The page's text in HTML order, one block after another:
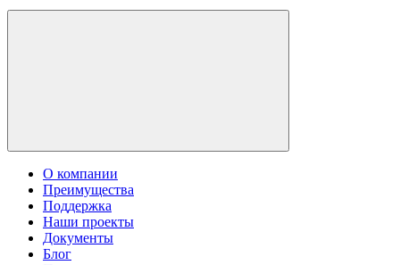
О компании
Преимущества
Поддержка
Наши проекты
Документы
Блог